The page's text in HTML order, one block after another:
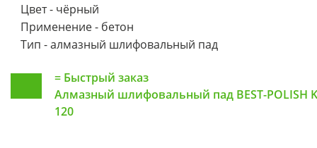
Цвет - чёрный
Применение - бетон
Тип - алмазный шлифовальный пад
= Быстрый заказ
Алмазный шлифовальный пад BEST-POLISH K
120